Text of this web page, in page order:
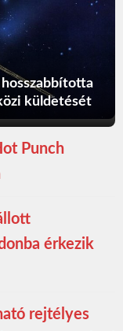
küldetését
Punch
érkezik
rejtélyes